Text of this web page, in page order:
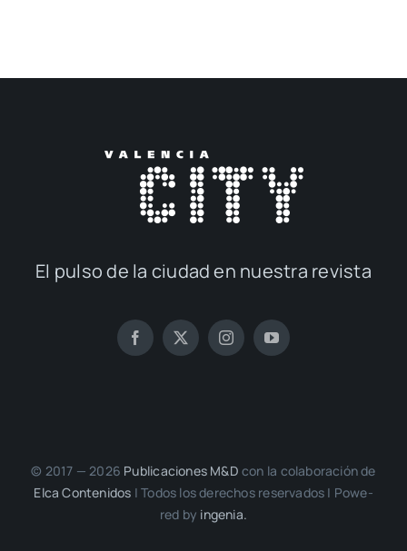
El pul­so de la ciu­dad en nues­tra revis­ta
© 2017 — 2026 Publi­ca­cio­nes M&D con la cola­bo­ra­ción de
Elca Con­te­ni­dos | Todos los dere­chos reser­va­dos | Powe­
red by inge­nia.